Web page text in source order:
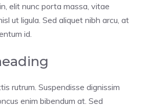
elit nunc porta massa, vitae
ut ligula. Sed aliquet nibh arcu, at
id.
rutrum. Suspendisse dignissim
enim bibendum at. Sed